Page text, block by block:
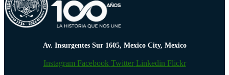
Av. Insurgentes Sur 1605, Mexico City, Mexico
Instagram Facebook Twitter Linkedin Flickr